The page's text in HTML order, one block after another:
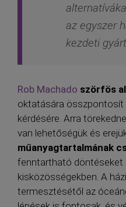
az egyszer
kezdeti
Rob Machado szörfös
oktatására összpontosít
kérdésére. Arra
van lehetőségük és
műanyagtartalmának
fenntartható döntéseket
kisközösségekben. A
termesztésétől az